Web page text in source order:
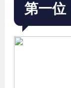
第一位